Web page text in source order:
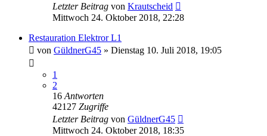
Letzter Beitrag von Krautscheid
Mittwoch 24. Oktober 2018, 22:28
Restauration Elektror L1
von GüldnerG45 » Dienstag 10. Juli 2018, 19:05
1
2
16 Antworten
42127 Zugriffe
Letzter Beitrag von GüldnerG45
Mittwoch 24. Oktober 2018, 18:35